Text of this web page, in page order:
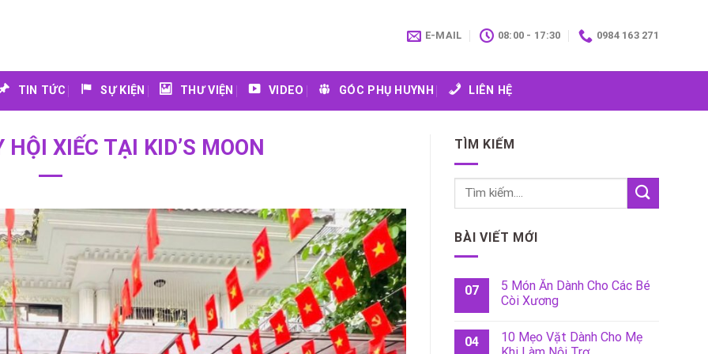
E-MAIL 08:00 - 17:30 0984 163 271
TIN TỨC SỰ KIỆN THƯ VIỆN VIDEO GÓC PHỤ HUYNH LIÊN HỆ
HỘI XIẾC TẠI KID’S MOON TÌM KIẾM
BÀI VIẾT MỚI
07
5 Món Ăn Dành Cho Các Bé
Còi Xương
04
10 Mẹo Vặt Dành Cho Mẹ